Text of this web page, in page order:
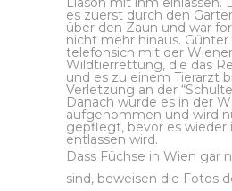
es zuerst durch den
über den Zaun und war
nicht mehr hinaus. Günter
telefonsich mit der Wiener
Wildtierrettung, die das
und es zu einem Tierarzt
Verletzung an der
Danach wurde es in der
aufgenommen und wird
gepflegt, bevor es wieder
entlassen wird.
Dass Füchse in Wien gar
sind, beweisen die Fotos